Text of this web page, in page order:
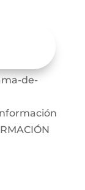
de
de-